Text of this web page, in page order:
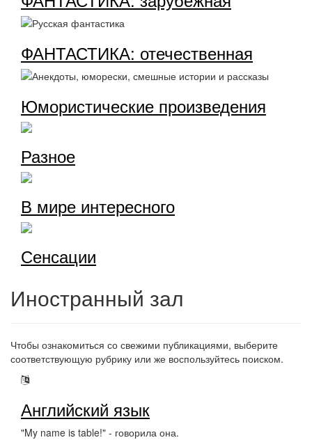
ФАНТАСТИКА: отечественная
Юмористические произведения
Разное
В мире интересного
Сенсации
Иностранный зал
Чтобы ознакомиться со свежими публикациями, выберите
соответствующую рубрику или же воспользуйтесь поиском.
Английский язык
"My name is table!" - говорила она.